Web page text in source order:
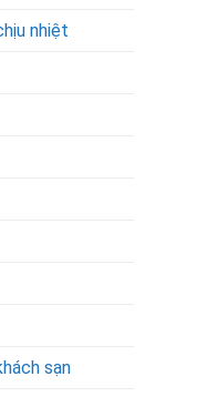
nhiệt
sạn